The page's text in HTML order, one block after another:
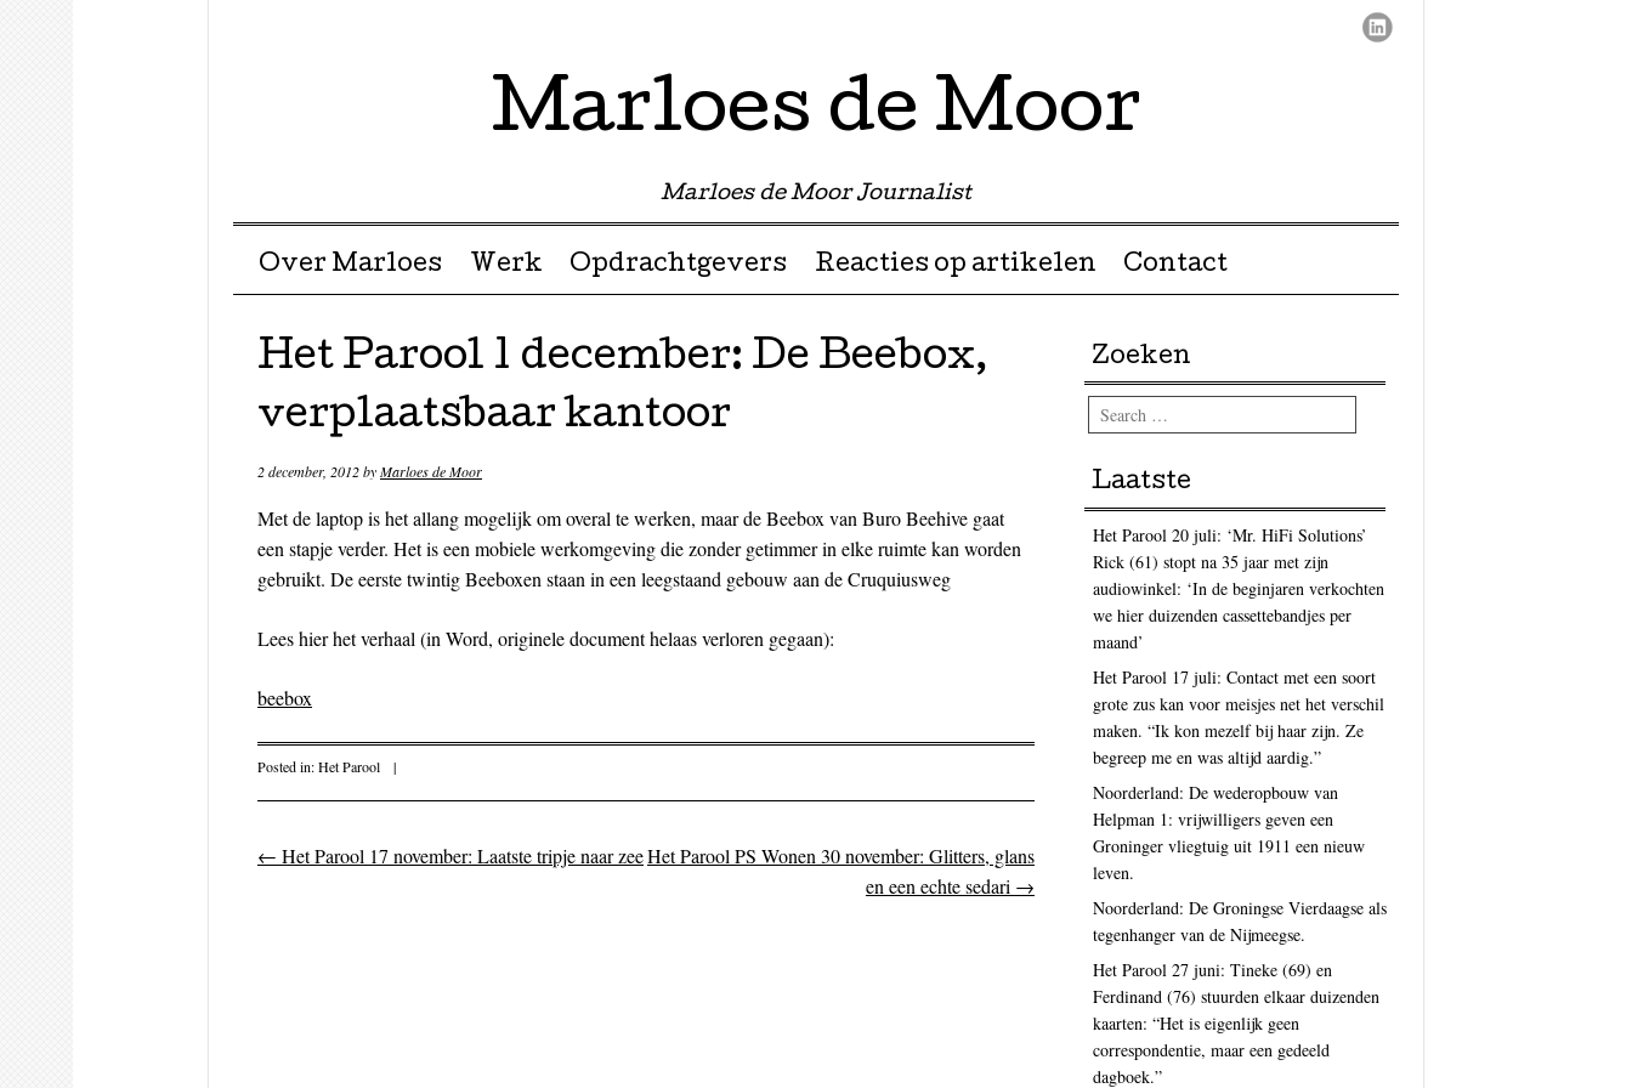
Marloes de Moor
Marloes de Moor Journalist
Menu ☰
Skip to content
Over Marloes Werk Opdrachtgevers Reacties op artikelen Contact
Het Parool 1 december: De Beebox,
verplaatsbaar kantoor
2 december, 2012byMarloes de Moor
Met de laptop is het allang mogelijk om overal te werken, maar de Beebox van Buro Beehive gaat
een stapje verder. Het is een mobiele werkomgeving die zonder getimmer in elke ruimte kan worden
gebruikt. De eerste twintig Beeboxen staan in een leegstaand gebouw aan de Cruquiusweg
Lees hier het verhaal (in Word, originele document helaas verloren gegaan):
beebox
Posted in:Het Parool |
Post navigation
← Het Parool 17 november: Laatste tripje naar zeeHet Parool PS Wonen 30 november: Glitters, glans
en een echte sedari →
Zoeken
Search
Laatste
Het Parool 20 juli: ‘Mr. HiFi Solutions’
Rick (61) stopt na 35 jaar met zijn
audiowinkel: ‘In de beginjaren verkochten
we hier duizenden cassettebandjes per
maand’
Het Parool 17 juli: Contact met een soort
grote zus kan voor meisjes net het verschil
maken. “Ik kon mezelf bij haar zijn. Ze
begreep me en was altijd aardig.”
Noorderland: De wederopbouw van
Helpman 1: vrijwilligers geven een
Groninger vliegtuig uit 1911 een nieuw
leven.
Noorderland: De Groningse Vierdaagse als
tegenhanger van de Nijmeegse.
Het Parool 27 juni: Tineke (69) en
Ferdinand (76) stuurden elkaar duizenden
kaarten: “Het is eigenlijk geen
correspondentie, maar een gedeeld
dagboek.”